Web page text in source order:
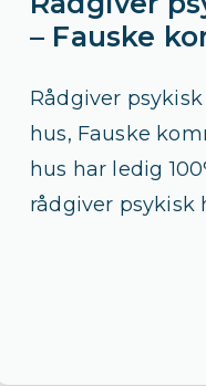
– Fauske
Rådgiver
hus, Fauske
hus har ledig
rådgiver psykisk